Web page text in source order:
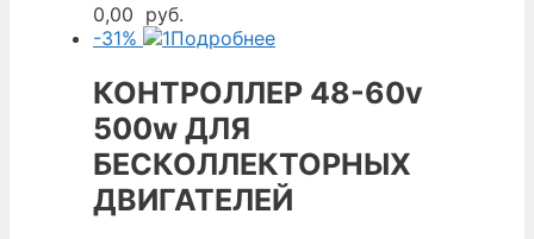
0,00 руб.
-31%
Подробнее
КОНТРОЛЛЕР 48-60v
500w ДЛЯ
БЕСКОЛЛЕКТОРНЫХ
ДВИГАТЕЛЕЙ